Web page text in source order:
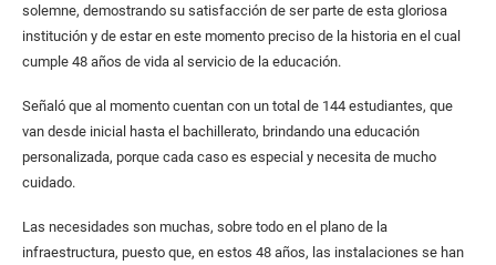
solemne, demostrando su satisfacción de ser parte de esta gloriosa
institución y de estar en este momento preciso de la historia en el cual
cumple 48 años de vida al servicio de la educación.
Señaló que al momento cuentan con un total de 144 estudiantes, que
van desde inicial hasta el bachillerato, brindando una educación
personalizada, porque cada caso es especial y necesita de mucho
cuidado.
Las necesidades son muchas, sobre todo en el plano de la
infraestructura, puesto que, en estos 48 años, las instalaciones se han